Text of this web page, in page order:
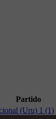
Partido
(Uru) 1 (1)